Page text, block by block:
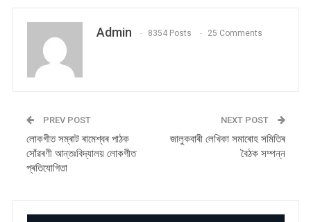
Admin 8354 Posts 25 Comments
PREV POST
লোকগীত সম্ৰাট ৰামেশ্বৰ পাঠক
সোঁৱৰণী আন্তঃবিদ্যালয় লোকগীত
প্ৰতিযোগিতা
NEXT POST
জালুকবাৰী লেখিকা সমাৰোহ সমিতিৰ
বৈঠক সম্পন্ন